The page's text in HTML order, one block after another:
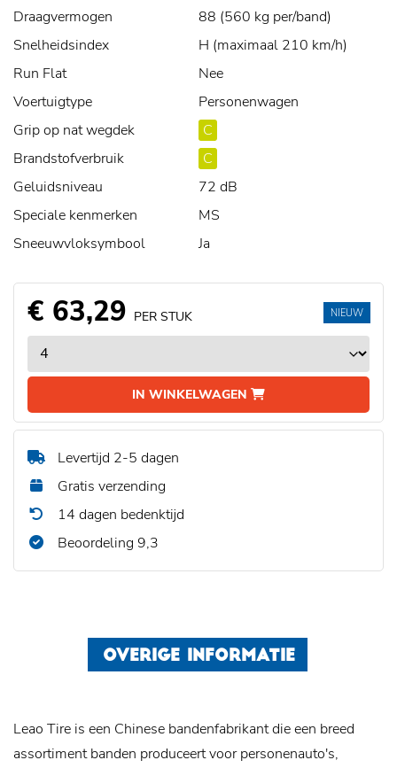
Draagvermogen
88 (560 kg per/band)
Snelheidsindex
H (maximaal 210 km/h)
Run Flat
Nee
Voertuigtype
Personenwagen
Grip op nat wegdek
C
Brandstofverbruik
C
Geluidsniveau
72 dB
Speciale kenmerken
MS
Sneeuwvloksymbool
Ja
€ 63,29 PER STUK
IN WINKELWAGEN
NIEUW
Levertijd 2-5 dagen
Gratis verzending
14 dagen bedenktijd
Beoordeling 9,3
OVERIGE INFORMATIE
Leao Tire is een Chinese bandenfabrikant die een breed
assortiment banden produceert voor personenauto's,